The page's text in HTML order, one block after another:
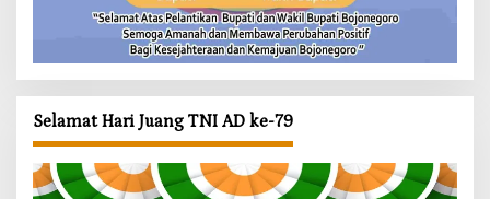
Selamat Hari Juang TNI AD ke-79